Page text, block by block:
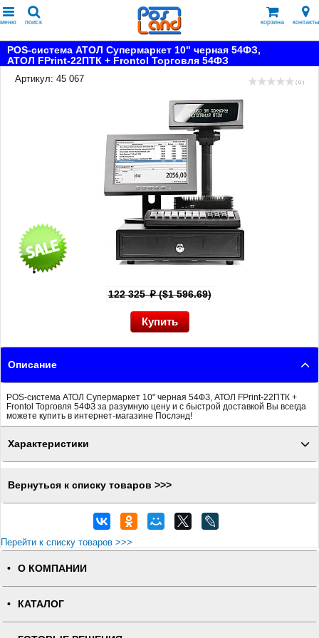
меню поиск корзина контакты
POS-система АТОЛ Супермаркет 10" черная 54ФЗ,
АТОЛ FPrint-22ПТК + Frontol Торговля 54ФЗ
Артикул: 45 067
( 0 )
122 325p($1 596.69)
Описание
POS-система АТОЛ Супермаркет 10" черная 54ФЗ, АТОЛ FPrint-22ПТК +
Frontol Торговля 54ФЗ за разумную цену и с быстрой доставкой Вы всегда
можете купить в интернет-магазине Послэнд!
Характеристики
Вернуться к списку товаров >>>
Перейти к списку товаров >>>
О КОМПАНИИ
КАТАЛОГ